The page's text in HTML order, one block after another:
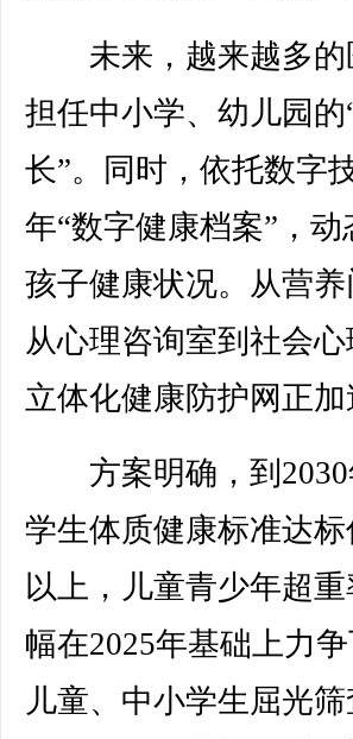
未来，越来越多的
担任中小学、幼儿园
长”。同时，依托数字
年“数字健康档案”，
孩子健康状况。从营
从心理咨询室到社会
立体化健康防护网正加
方案明确，到2030
学生体质健康标准达
以上，儿童青少年超
幅在2025年基础上力
儿童、中小学生屈光